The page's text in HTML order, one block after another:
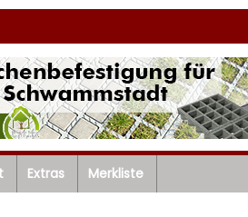
Extras
Merkliste